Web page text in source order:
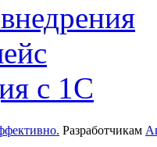
с 1С
Разработчикам